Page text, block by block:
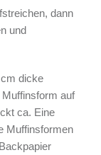
dann
und
dicke
auf
ca. Eine
Muffinsformen